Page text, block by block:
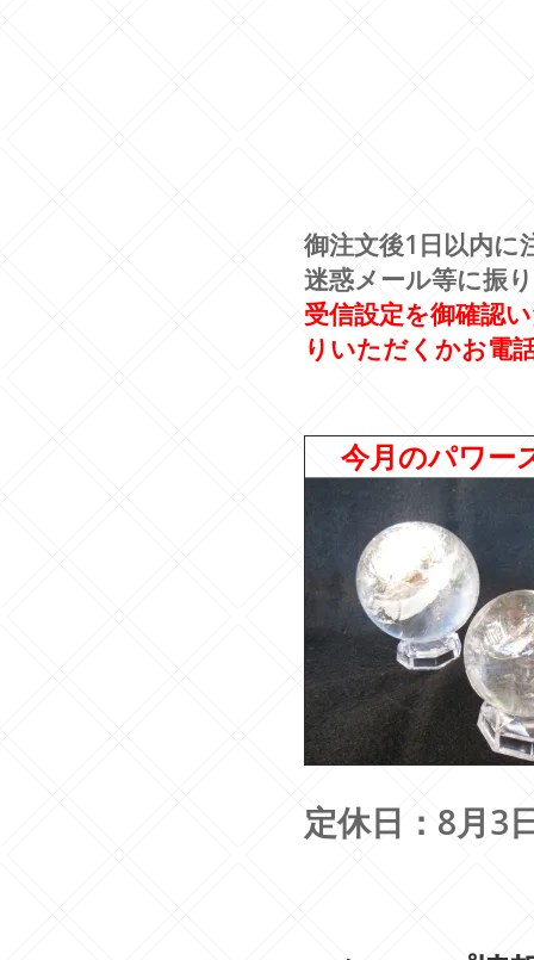
御注文後1日以内に
迷惑メール等に振
受信設定を御確認
りいただくかお電
今月のパワー
定休日：8月3